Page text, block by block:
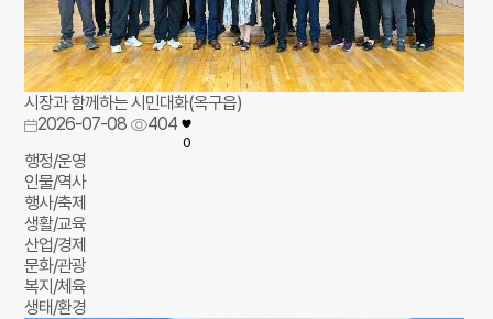
시장과 함께하는 시민대화(옥구읍)
2026-07-08
404
0
행정/운영
인물/역사
행사/축제
생활/교육
산업/경제
문화/관광
복지/체육
생태/환경